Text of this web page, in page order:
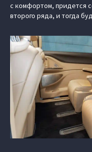
с комфортом, придется
второго ряда, и тогда